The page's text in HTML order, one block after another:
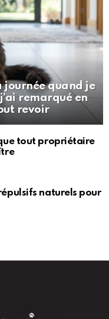
quand je
remarqué en
revoir
tout propriétaire
naturels pour